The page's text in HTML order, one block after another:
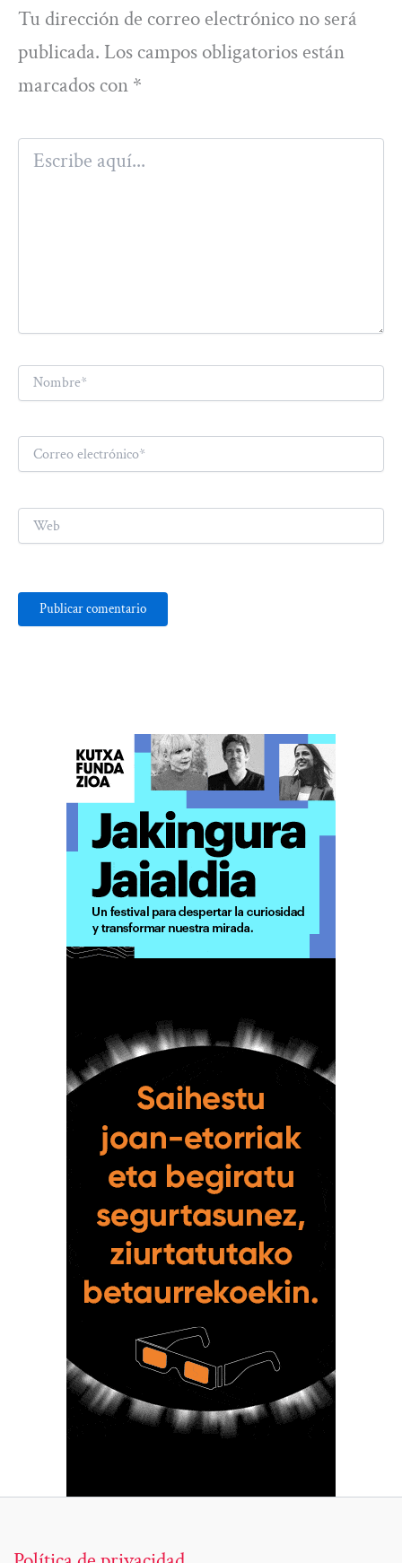
Tu dirección de correo electrónico no será
publicada. Los campos obligatorios están
marcados con *
aquí...
Nombre*
electrónico*